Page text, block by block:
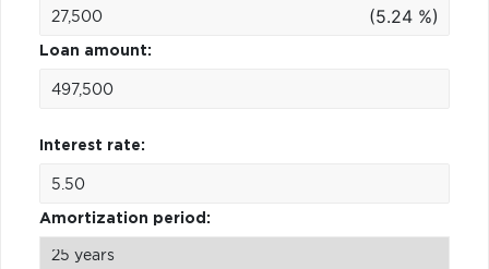
(5.24 %)
Loan amount:
Interest rate:
Amortization period: